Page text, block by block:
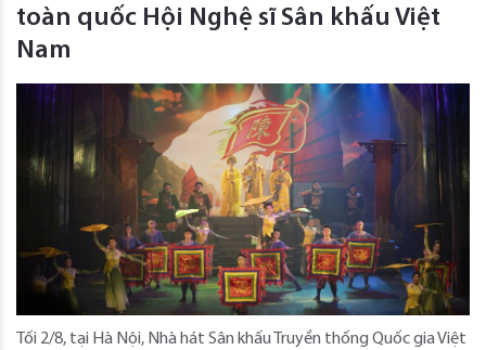
toàn quốc Hội Nghệ sĩ Sân khấu Việt
Nam
Tối 2/8, tại Hà Nội, Nhà hát Sân khấu Truyền thống Quốc gia Việt